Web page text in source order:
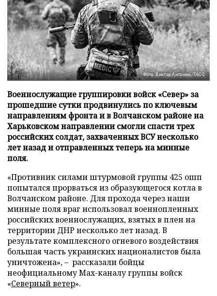
Фото: Виктор Антонюк/ТАСС
Военнослужащие группировки войск «Север» за
прошедшие сутки продвинулись по ключевым
направлениям фронта и в Волчанском районе на
Харьковском направлении смогли спасти трех
российских солдат, захваченных ВСУ несколько
лет назад и отправленных теперь на минные
поля.
«Противник силами штурмовой группы 425 ошп
попытался прорваться из образующегося котла в
Волчанском районе. Для прохода через наши
минные поля враг использовал военнопленных
российских военнослужащих, взятых в плен на
территории ДНР несколько лет назад. В
результате комплексного огневого воздействия
большая часть украинских националистов была
уничтожена», – рассказали бойцы
неофициальному Max-каналу группы войск
«Северный ветер».